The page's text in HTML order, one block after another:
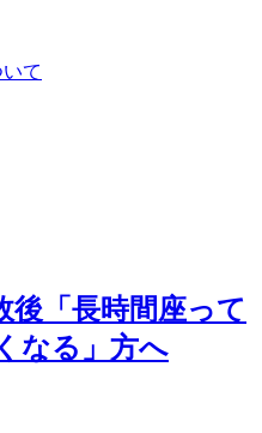
て
後「長時間座って
なる」方へ